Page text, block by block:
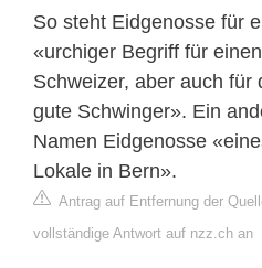
So steht Eidgenosse für
«urchiger Begriff für
Schweizer, aber auch für
gute Schwinger». Ein
Namen Eidgenosse
Lokale in Bern».
Antrag auf Entfernung der
vollständige Antwort auf nzz.ch an